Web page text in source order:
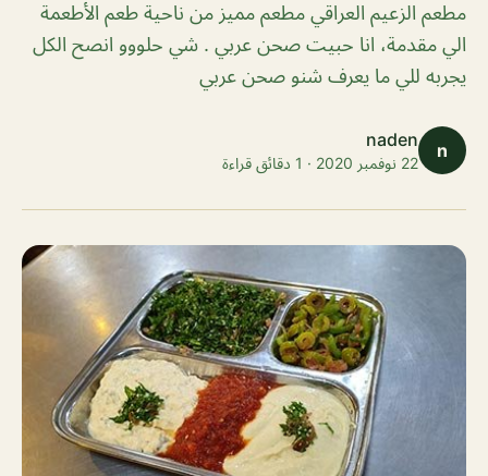
مطعم الزعيم العراقي مطعم مميز من ناحية طعم الأطعمة
الي مقدمة، انا حبيت صحن عربي . شي حلووو انصح الكل
يجربه للي ما يعرف شنو صحن عربي
n
naden
22 نوفمبر 2020 · 1 دقائق قراءة